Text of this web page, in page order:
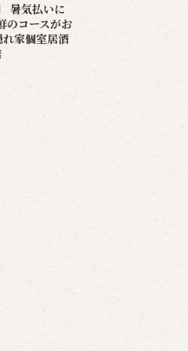
暑気払いに
のコースがお
家個室居酒